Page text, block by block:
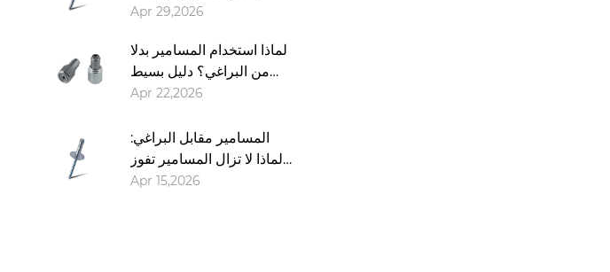
التحميل
Apr 29,2026
لماذا استخدام المسامير بدلا
من البراغي؟ دليل بسيط
لاختيار أداة التثبيت المناسبة
Apr 22,2026
المسامير مقابل البراغي:
لماذا لا تزال المسامير تفوز
في العديد من الوظائف
Apr 15,2026